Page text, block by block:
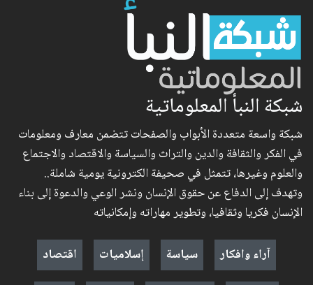
شبكة النبأ المعلوماتية
شبكة واسعة متعددة الأبواب والصفحات تتضمن معارف ومعلومات
في الفكر والثقافة والدين والتراث والسياسة والاقتصاد والاجتماع
والعلوم وغيرها، تتمثل في صحيفة الكترونية يومية شاملة..
وتهدف إلى الدفاع عن حقوق الإنسان ونشر الوعي والدعوة إلى بناء
الإنسان فكريا وثقافيا، وتطوير مهاراته وإمكانياته
آراء وافكار
سياسة إسلاميات اقتصاد